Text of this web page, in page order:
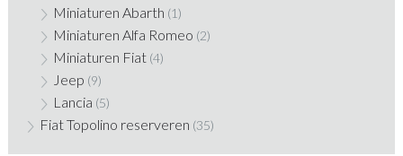
Miniaturen Abarth (1)
Miniaturen Alfa Romeo (2)
Miniaturen Fiat (4)
Jeep (9)
Lancia (5)
Fiat Topolino reserveren (35)